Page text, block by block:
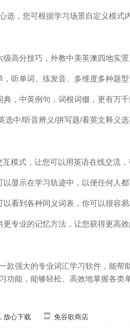
选，您可根据学习场景自定义模式
高分技巧，外教中美英澳四地实景
，听单词、练发音、多维度多种题型
，中英例句，词根词缀，更有万千
选中/听音辨义/拼写题/看英文释义选
模式，让您可以用英语在线交流，
以显示在学习轨迹中，以便任何人都
看到各种同义词表，你可以很容易
专业的记忆方法，让您获得更高效
款强大的专业词汇学习软件，能
功能，能够轻松、高效地掌握各
放心下载 免谷歌商店